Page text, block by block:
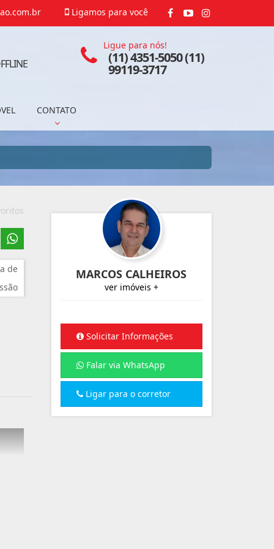
Ligamos para você
CONTATO
Ligue para nós!
(11) 4351-5050 (11)
99119-3717
de
MARCOS CALHEIROS
ver imóveis +
Solicitar Informações
Falar via WhatsApp
Ligar para o corretor